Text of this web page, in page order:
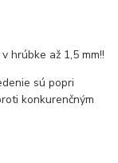
hrúbke až 1,5 mm!!
sú popri
konkurenčným